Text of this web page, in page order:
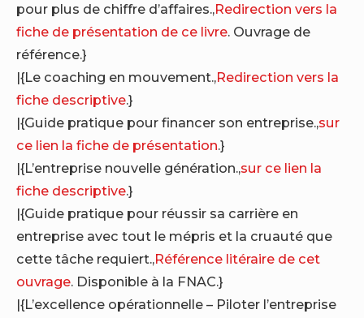
pour plus de chiffre d’affaires.,Redirection vers la
fiche de présentation de ce livre. Ouvrage de
référence.}
|{Le coaching en mouvement.,Redirection vers la
fiche descriptive.}
|{Guide pratique pour financer son entreprise.,sur
ce lien la fiche de présentation.}
|{L’entreprise nouvelle génération.,sur ce lien la
fiche descriptive.}
|{Guide pratique pour réussir sa carrière en
entreprise avec tout le mépris et la cruauté que
cette tâche requiert.,Référence litéraire de cet
ouvrage. Disponible à la FNAC.}
|{L’excellence opérationnelle – Piloter l’entreprise